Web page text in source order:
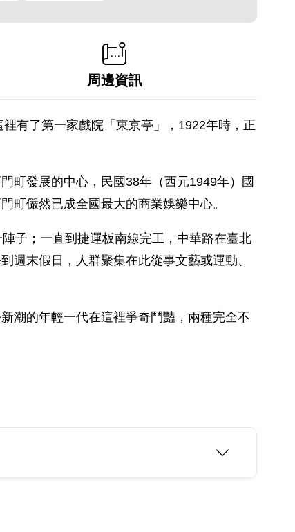
周邊資訊
有了第一家戲院「東京亭」，1922年時，正
町發展的中心，民國38年（西元1949年）國
町儼然已成全國最大的商業娛樂中心。
子；一直到捷運板南線完工，中華路在臺北
週末假日，人群聚集在此從事文藝或運動、
潮的年輕一代在這裡爭奇鬥豔，兩種完全不